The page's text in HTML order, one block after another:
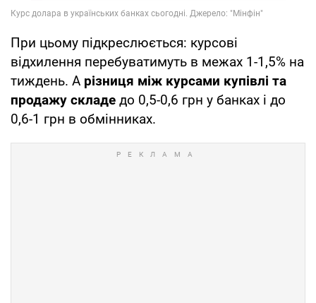
При цьому підкреслюється: курсові
відхилення перебуватимуть в межах 1-1,5% на
тиждень. А різниця між курсами купівлі та
продажу складе до 0,5-0,6 грн у банках і до
0,6-1 грн в обмінниках.